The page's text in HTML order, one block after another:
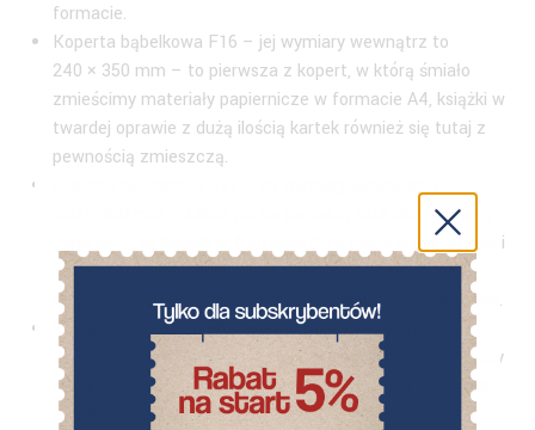
formacie.
Koperta bąbelkowa F16 – jej wymiary wewnątrz to
240 × 350 mm – to pierwsza z kopert, w którą śmiało
zmieścimy materiały papiernicze w formacie A4, książki w
twardej oprawie z dużą ilością kartek również się tutaj z
pewnością zmieszczą.
Koperta bąbelkowa G17 – jej wymiary wewnątrz to
250 × 350 mm – także już na pierwszy rzut oka możemy
zauważyć, że książki w formacie A4 o nieco większej ilości
stron, na pewno polubią się z takim formatem, ponadto
możemy tam wsadzić antyramy czy albumy ze zdjęciami.
Koperta bąbelkowa H18 – jej wymiary wewnątrz to
290 × 370 mm – w tak dużą kopertę bąbelkową będziemy
mogli już zmieścić nawet ładnie zapakowaną koszulę do
garnituru, a nawet niegrubą bluzę.